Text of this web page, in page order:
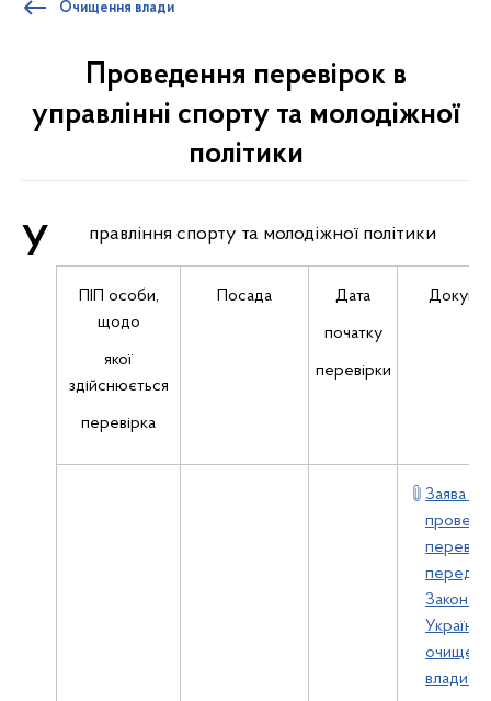
Очищення влади
Проведення перевірок в
управлінні спорту та молодіжної
політики
Управління спорту та молодіжної політики
ПІП особи,
щодо
якої
здійснюється
перевірка
Посада Дата
початку
перевірки
Заява
Законом
України
влади"